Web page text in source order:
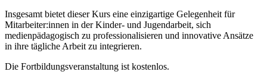
Insgesamt bietet dieser Kurs eine einzigartige Gelegenheit für
Mitarbeiter:innen in der Kinder- und Jugendarbeit, sich
medienpädagogisch zu professionalisieren und innovative Ansätze
in ihre tägliche Arbeit zu integrieren.
Die Fortbildungsveranstaltung ist kostenlos.